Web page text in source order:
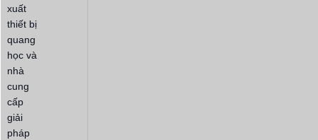
xuất
thiết bị
quang
học và
nhà
cung
cấp
giải
pháp